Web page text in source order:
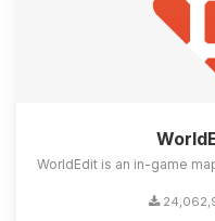
WorldEdit is an in-game